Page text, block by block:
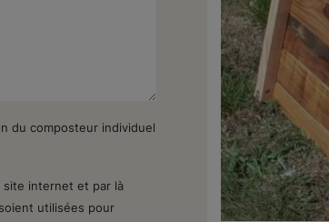
du composteur individuel
site internet et par là
utilisées pour